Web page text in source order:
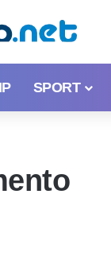
SPORT